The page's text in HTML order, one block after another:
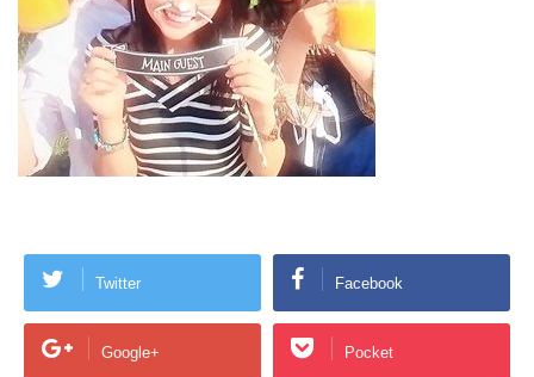
Twitter Facebook
Google+ Pocket